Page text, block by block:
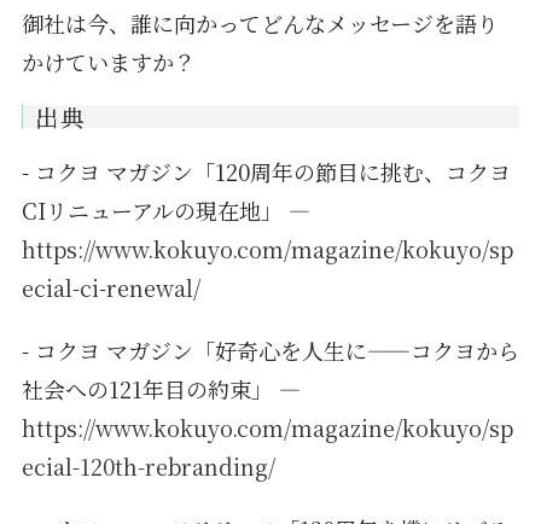
御社は今、誰に向かってどんなメッセージを語り
かけていますか？
出典
- コクヨ マガジン「120周年の節目に挑む、コクヨ
CIリニューアルの現在地」 —
https://www.kokuyo.com/magazine/kokuyo/sp
ecial-ci-renewal/
- コクヨ マガジン「好奇心を人生に——コクヨから
社会への121年目の約束」 —
https://www.kokuyo.com/magazine/kokuyo/sp
ecial-120th-rebranding/